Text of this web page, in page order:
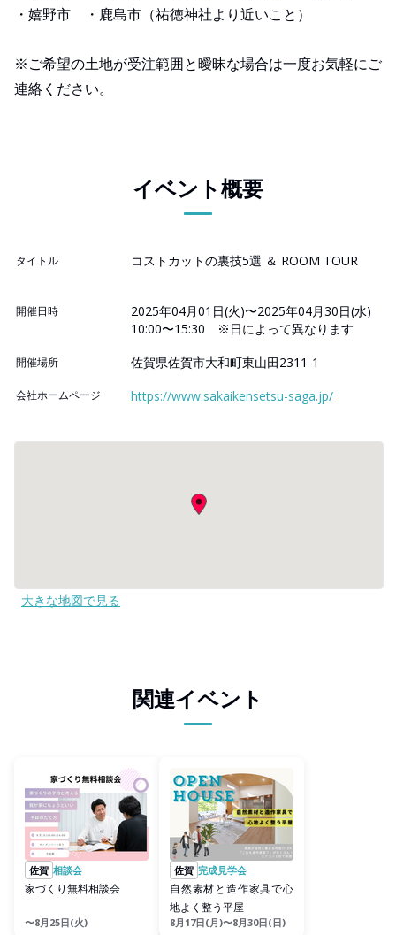
・嬉野市 ・鹿島市（祐徳神社より近いこと）
※ご希望の土地が受注範囲と曖昧な場合は一度お気軽にご
連絡ください。
イベント概要
タイトル コストカットの裏技5選 ＆ ROOM TOUR
開催日時
2025年04月01日(火)〜2025年04月30日(水)
10:00〜15:30 ※日によって異なります
開催場所 佐賀県佐賀市大和町東山田2311-1
会社ホームページ https://www.sakaikensetsu-saga.jp/
大きな地図で見る
関連イベント
佐賀 相談会
家づくり無料相談会
〜8月25日(火)
佐賀 完成見学会
自然素材と造作家具で心
地よく整う平屋
8月17日(月)〜8月30日(日)